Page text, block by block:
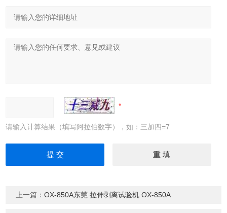
请输入计算结果（填写阿拉伯数字），如：三加四=7
上一篇：OX-850A东莞 拉伸剥离试验机 OX-850A